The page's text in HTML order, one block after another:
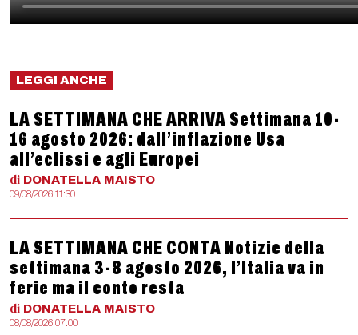
LEGGI ANCHE
LA SETTIMANA CHE ARRIVA Settimana 10-
16 agosto 2026: dall’inflazione Usa
all’eclissi e agli Europei
di DONATELLA MAISTO
09/08/2026 11:30
LA SETTIMANA CHE CONTA Notizie della
settimana 3-8 agosto 2026, l’Italia va in
ferie ma il conto resta
di DONATELLA MAISTO
08/08/2026 07:00